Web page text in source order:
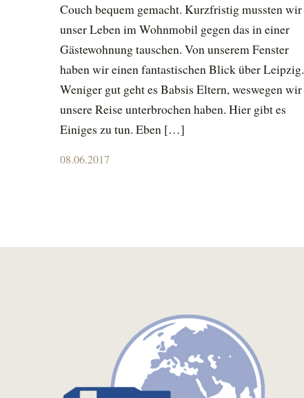
Couch bequem gemacht. Kurzfristig mussten wir
unser Leben im Wohnmobil gegen das in einer
Gästewohnung tauschen. Von unserem Fenster
haben wir einen fantastischen Blick über Leipzig.
Weniger gut geht es Babsis Eltern, weswegen wir
unsere Reise unterbrochen haben. Hier gibt es
Einiges zu tun. Eben […]
Posted
08.06.2017